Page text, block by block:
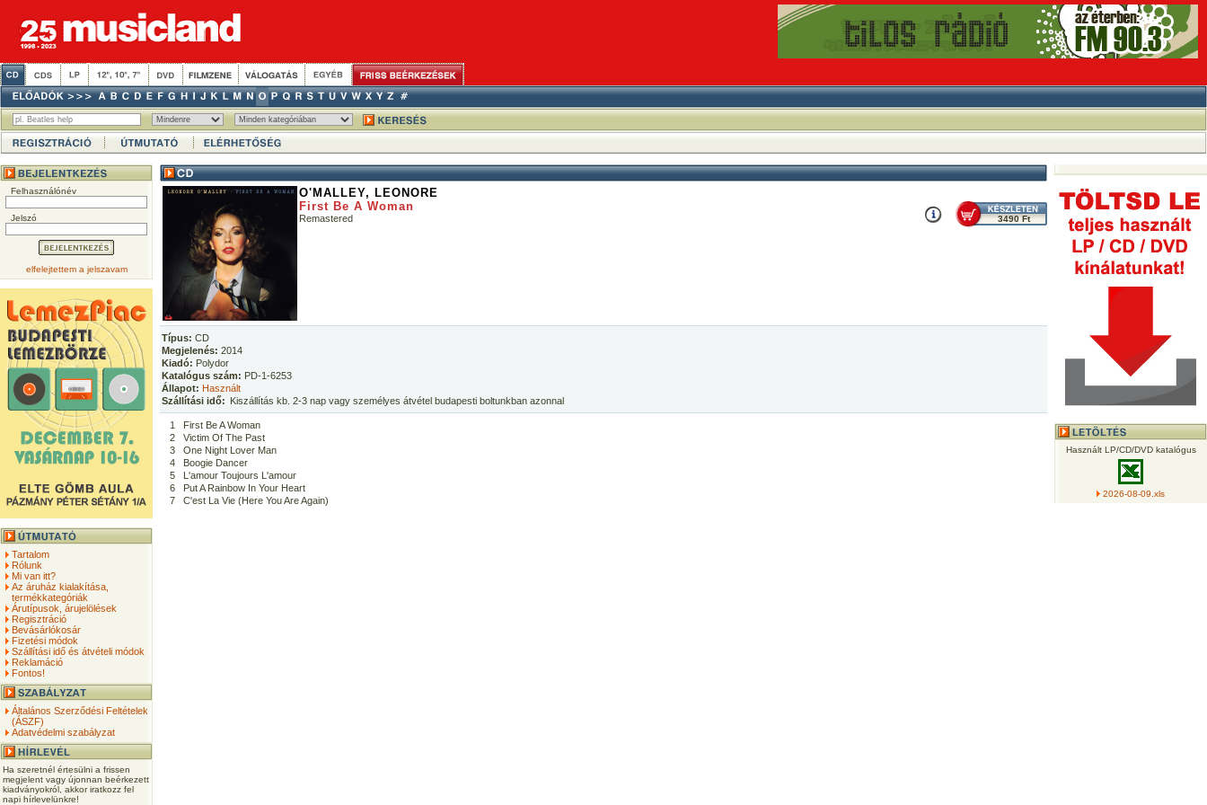
Felhasználónév
Jelszó
elfelejtettem a jelszavam
Tartalom
Rólunk
Mi van itt?
Az áruház kialakítása,
termékkategóriák
Árutípusok, árujelölések
Regisztráció
Bevásárlókosár
Fizetési módok
Szállítási idő és átvételi módok
Reklamáció
Fontos!
Általános Szerződési Feltételek
(ÁSZF)
Adatvédelmi szabályzat
Ha szeretnél értesülni a frissen
megjelent vagy újonnan beérkezett
kiadványokról, akkor iratkozz fel
napi hírlevelünkre!
O'MALLEY, LEONORE
First Be A Woman
Remastered 3490 Ft
Típus: CD
Megjelenés: 2014
Kiadó: Polydor
Katalógus szám: PD-1-6253
Állapot: Használt
Szállítási idő: Kiszállítás kb. 2-3 nap vagy személyes átvétel budapesti boltunkban azonnal
1
First Be A Woman
2
Victim Of The Past
3
One Night Lover Man
4
Boogie Dancer
5
L'amour Toujours L'amour
6
Put A Rainbow In Your Heart
7
C'est La Vie (Here You Are Again)
Használt LP/CD/DVD katalógus
2026-08-09.xls